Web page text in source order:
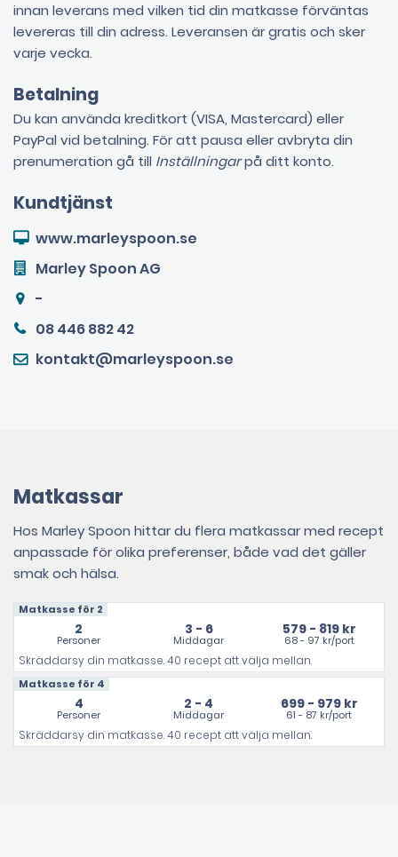
innan leverans med vilken tid din matkasse förväntas
levereras till din adress. Leveransen är gratis och sker
varje vecka.
Betalning
Du kan använda kreditkort (VISA, Mastercard) eller
PayPal vid betalning. För att pausa eller avbryta din
prenumeration gå till Inställningarpå ditt konto.
Kundtjänst
www.marleyspoon.se
Marley Spoon AG
-
08 446 882 42
kontakt@marleyspoon.se
Matkassar
Hos Marley Spoon hittar du flera matkassar med recept
anpassade för olika preferenser, både vad det gäller
smak och hälsa.
Matkasse för 2
2
Personer
3 - 6
Middagar
579 - 819 kr
68 - 97 kr/port
Skräddarsy din matkasse. 40 recept att välja mellan.
Matkasse för 4
4
Personer
2 - 4
Middagar
699 - 979 kr
61 - 87 kr/port
Skräddarsy din matkasse. 40 recept att välja mellan.